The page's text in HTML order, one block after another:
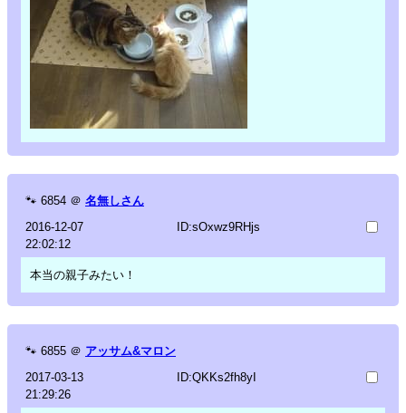
🐾 6854 ＠ 名無しさん
2016-12-07
22:02:12
ID:sOxwz9RHjs
本当の親子みたい！
🐾 6855 ＠ アッサム&マロン
2017-03-13
21:29:26
ID:QKKs2fh8yI